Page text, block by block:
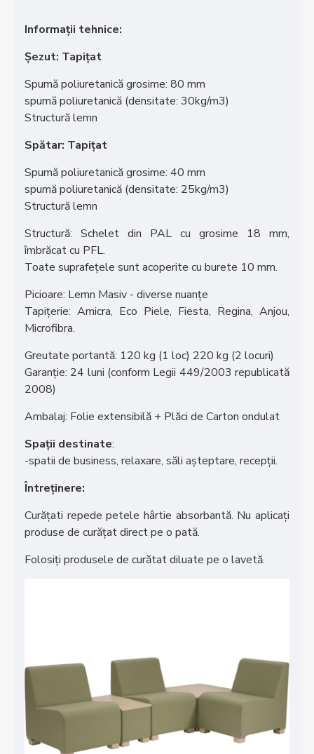
Informații tehnice:
Șezut: Tapițat
Spumă poliuretanică grosime: 80 mm
spumă poliuretanică (densitate: 30kg/m3)
Structură lemn
Spătar: Tapițat
Spumă poliuretanică grosime: 40 mm
spumă poliuretanică (densitate: 25kg/m3)
Structură lemn
Structură: Schelet din PAL cu grosime 18 mm,
îmbrăcat cu PFL.
Toate suprafețele sunt acoperite cu burete 10 mm.
Picioare: Lemn Masiv - diverse nuanțe
Tapițerie: Amicra, Eco Piele, Fiesta, Regina, Anjou,
Microfibra.
Greutate portantă: 120 kg (1 loc) 220 kg (2 locuri)
Garanție: 24 luni (conform Legii 449/2003 republicată
2008)
Ambalaj: Folie extensibilă + Plăci de Carton ondulat
Spații destinate:
-spatii de business, relaxare, săli așteptare, recepții.
Întreținere:
Curăţati repede petele hârtie absorbantă. Nu aplicați
produse de curăţat direct pe o pată.
Folosiţi produsele de curătat diluate pe o lavetă.